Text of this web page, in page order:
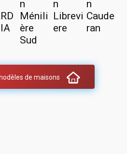
n
Ménili
ère
Sud
n
Librevi
ere
n
Caude
ran
de maisons